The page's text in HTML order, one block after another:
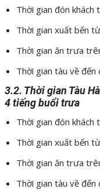
Thời gian đón khách
Thời gian xuất bến
Thời gian ăn trưa
Thời gian tàu về đến
3.2. Thời gian Tàu
4 tiếng buổi trưa
Thời gian đón khách
Thời gian xuất bến
Thời gian ăn trưa
Thời gian tàu về đến